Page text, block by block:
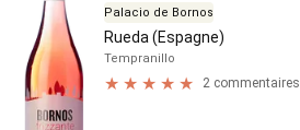
Palacio de Bornos
Rueda (Espagne)
Tempranillo
2 commentaires